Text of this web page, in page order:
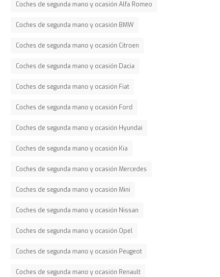
Coches de segunda mano y ocasión Alfa Romeo
Coches de segunda mano y ocasión BMW
Coches de segunda mano y ocasión Citroen
Coches de segunda mano y ocasión Dacia
Coches de segunda mano y ocasión Fiat
Coches de segunda mano y ocasión Ford
Coches de segunda mano y ocasión Hyundai
Coches de segunda mano y ocasión Kia
Coches de segunda mano y ocasión Mercedes
Coches de segunda mano y ocasión Mini
Coches de segunda mano y ocasión Nissan
Coches de segunda mano y ocasión Opel
Coches de segunda mano y ocasión Peugeot
Coches de segunda mano y ocasión Renault